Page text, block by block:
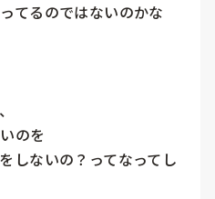
てるのではないのかな
のを
しないの？ってなってし